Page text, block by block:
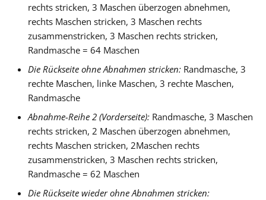
rechts stricken, 3 Maschen überzogen abnehmen,
rechts Maschen stricken, 3 Maschen rechts
zusammenstricken, 3 Maschen rechts stricken,
Randmasche = 64 Maschen
Die Rückseite ohne Abnahmen stricken: Randmasche, 3
rechte Maschen, linke Maschen, 3 rechte Maschen,
Randmasche
Abnahme-Reihe 2 (Vorderseite): Randmasche, 3 Maschen
rechts stricken, 2 Maschen überzogen abnehmen,
rechts Maschen stricken, 2Maschen rechts
zusammenstricken, 3 Maschen rechts stricken,
Randmasche = 62 Maschen
Die Rückseite wieder ohne Abnahmen stricken: